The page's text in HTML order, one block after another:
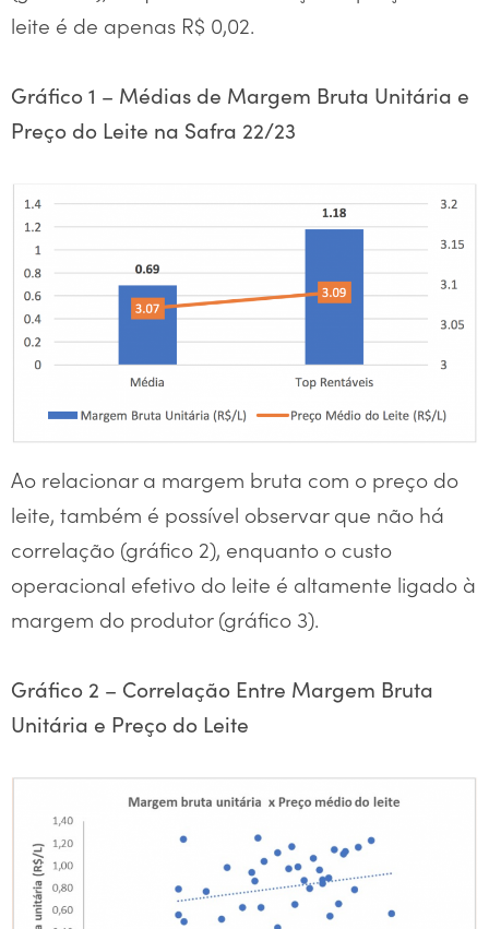
leite é de apenas R$ 0,02.
Gráfico 1 – Médias de Margem Bruta Unitária e
Preço do Leite na Safra 22/23
Ao relacionar a margem bruta com o preço do
leite, também é possível observar que não há
correlação (gráfico 2), enquanto o custo
operacional efetivo do leite é altamente ligado à
margem do produtor (gráfico 3).
Gráfico 2 – Correlação Entre Margem Bruta
Unitária e Preço do Leite